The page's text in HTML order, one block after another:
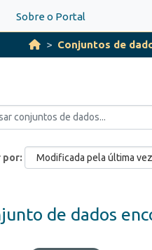
Sobre o Portal
Conjuntos de
por
de dados